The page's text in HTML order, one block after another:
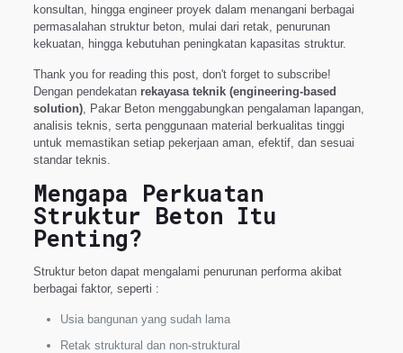
konsultan, hingga engineer proyek dalam menangani berbagai
permasalahan struktur beton, mulai dari retak, penurunan
kekuatan, hingga kebutuhan peningkatan kapasitas struktur.
Thank you for reading this post, don't forget to subscribe!
Dengan pendekatan rekayasa teknik (engineering-based
solution), Pakar Beton menggabungkan pengalaman lapangan,
analisis teknis, serta penggunaan material berkualitas tinggi
untuk memastikan setiap pekerjaan aman, efektif, dan sesuai
standar teknis.
Mengapa Perkuatan
Struktur Beton Itu
Penting?
Struktur beton dapat mengalami penurunan performa akibat
berbagai faktor, seperti :
Usia bangunan yang sudah lama
Retak struktural dan non-struktural